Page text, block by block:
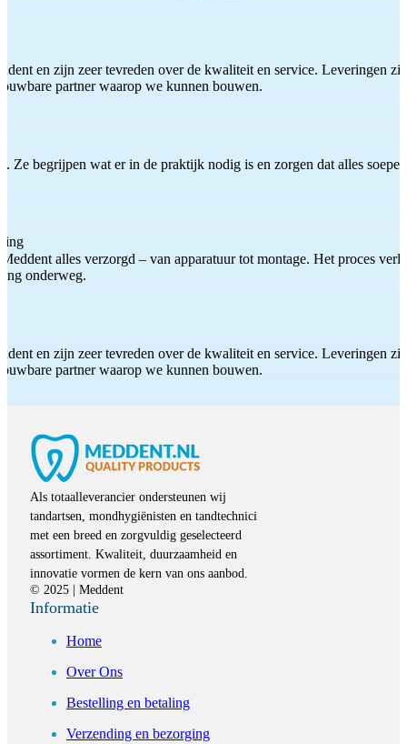
en zijn zeer tevreden over de kwaliteit en service. Leveringen
partner waarop we kunnen bouwen.
Ze begrijpen wat er in de praktijk nodig is en zorgen dat alles
alles verzorgd – van apparatuur tot montage. Het proces
onderweg.
en zijn zeer tevreden over de kwaliteit en service. Leveringen
partner waarop we kunnen bouwen.
Als totaalleverancier ondersteunen wij
tandartsen, mondhygiënisten en tandtechnici
met een breed en zorgvuldig geselecteerd
assortiment. Kwaliteit, duurzaamheid en
innovatie vormen de kern van ons aanbod.
© 2025 | Meddent
Informatie
Home
Over Ons
Bestelling en betaling
Verzending en bezorging